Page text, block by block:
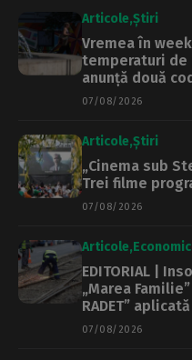
Articole Știri
Vremea în
temperaturi de
anunță două
07/08/2026
Articole Știri
„Cinema sub
Trei filme
07/08/2026
Articole Economic
EDITORIAL |
„Marea
RADET”
07/08/2026